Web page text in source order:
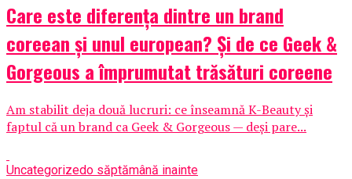
Care este diferența dintre un brand
coreean și unul european? Și de ce Geek &
Gorgeous a împrumutat trăsături coreene
Am stabilit deja două lucruri: ce înseamnă K-Beauty și
faptul că un brand ca Geek & Gorgeous — deși pare...
Uncategorizedo săptămână inainte